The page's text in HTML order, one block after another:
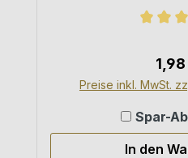
Preise inkl. MwSt.
Spar-
In den